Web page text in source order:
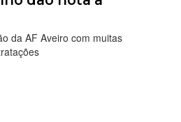
da AF Aveiro com muitas